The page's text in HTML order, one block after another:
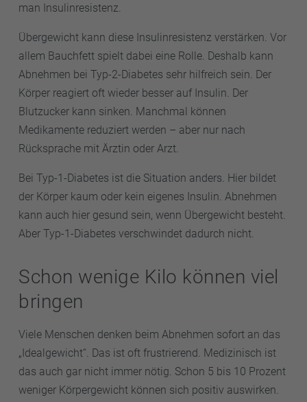
man Insulinresistenz.
Übergewicht kann diese Insulinresistenz verstärken. Vor
allem Bauchfett spielt dabei eine Rolle. Deshalb kann
Abnehmen bei Typ-2-Diabetes sehr hilfreich sein. Der
Körper reagiert oft wieder besser auf Insulin. Der
Blutzucker kann sinken. Manchmal können
Medikamente reduziert werden – aber nur nach
Rücksprache mit Ärztin oder Arzt.
Bei Typ-1-Diabetes ist die Situation anders. Hier bildet
der Körper kaum oder kein eigenes Insulin. Abnehmen
kann auch hier gesund sein, wenn Übergewicht besteht.
Aber Typ-1-Diabetes verschwindet dadurch nicht.
Schon wenige Kilo können viel
bringen
Viele Menschen denken beim Abnehmen sofort an das
„Idealgewicht“. Das ist oft frustrierend. Medizinisch ist
das auch gar nicht immer nötig. Schon 5 bis 10 Prozent
weniger Körpergewicht können sich positiv auswirken.